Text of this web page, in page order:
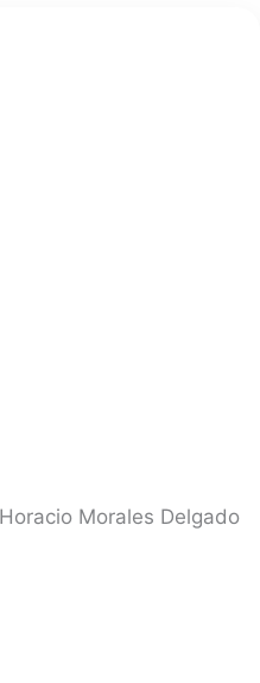
Morales Delgado